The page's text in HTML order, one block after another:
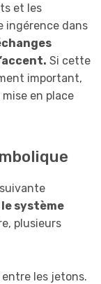
et les
ingérence dans
Si cette
important,
en place
système
plusieurs
les jetons.